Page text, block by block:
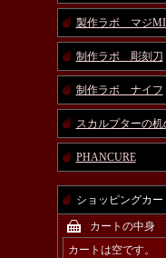
製作ラボ マジ
制作ラボ 彫刻刀
制作ラボ ナイフ
スカルプターの机
PHANCURE
ショッピングカー
カートの中身
カートは空です。